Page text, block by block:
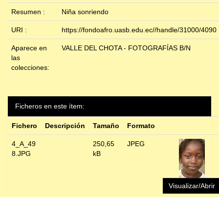
Resumen : Niña sonriendo
URI : https://fondoafro.uasb.edu.ec//handle/31000/4090
Aparece en
las
colecciones:
VALLE DEL CHOTA - FOTOGRAFÍAS B/N
Ficheros en este ítem:
Fichero Descripción Tamaño Formato
4_A_49
8.JPG
250,65
kB
JPEG
Visualizar/Abrir